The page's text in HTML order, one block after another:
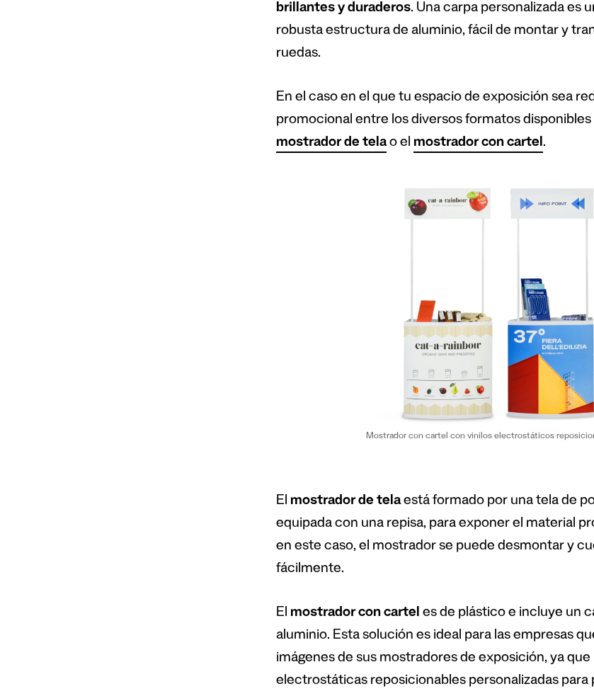
brillantes y duraderos. Una carpa personalizada es
robusta estructura de aluminio, fácil de montar y
ruedas.
En el caso en el que tu espacio de exposición sea
promocional entre los diversos formatos
mostrador de telao el mostrador con cartel.
Mostrador con cartel con vinilos electrostáticos
El mostrador de telaestá formado por una tela de
equipada con una repisa, para exponer el material
en este caso, el mostrador se puede desmontar y
fácilmente.
El mostrador con cartel es de plástico e incluye un
aluminio. Esta solución es ideal para las empresas
imágenes de sus mostradores de exposición, ya
electrostáticas reposicionables personalizadas